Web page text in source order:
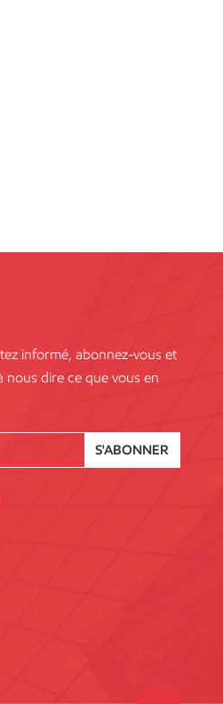
informé, abonnez-vous et
nous dire ce que vous en
S'ABONNER